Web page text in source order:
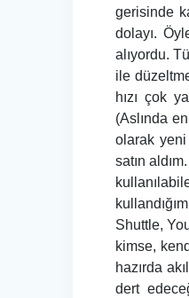
gerisinde
dolayı.
alıyordu.
ile
hızı çok
(Aslında
olarak yeni
satın
Shuttle,
kimse,
hazırda
dert